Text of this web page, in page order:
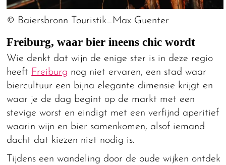
© Baiersbronn Touristik_Max Guenter
Freiburg, waar bier ineens chic wordt
Wie denkt dat wijn de enige ster is in deze regio
heeft Freiburg nog niet ervaren, een stad waar
biercultuur een bijna elegante dimensie krijgt en
waar je de dag begint op de markt met een
stevige worst en eindigt met een verfijnd aperitief
waarin wijn en bier samenkomen, alsof iemand
dacht dat kiezen niet nodig is.
Tijdens een wandeling door de oude wijken ontdek